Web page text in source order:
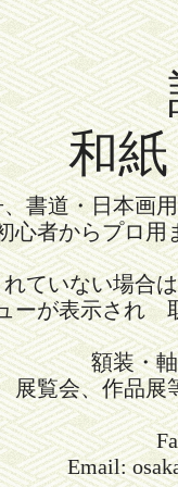
和
書道・日本画
心者からプロ用
ていない場合
ーが表示され
額装・
展覧会、作品展
Email: